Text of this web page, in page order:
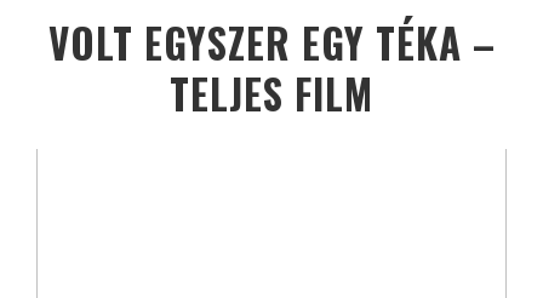
VOLT EGYSZER EGY TÉKA –
TELJES FILM